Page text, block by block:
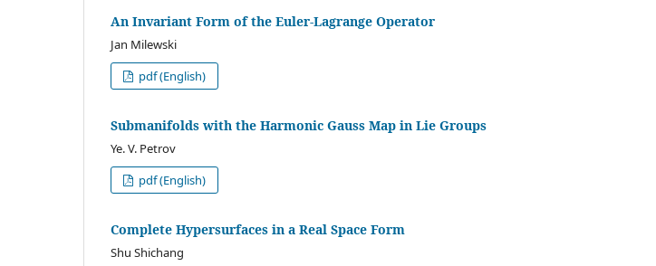
An Invariant Form of the Euler-Lagrange Operator
Jan Milewski
pdf (English)
Submanifolds with the Harmonic Gauss Map in Lie Groups
Ye. V. Petrov
pdf (English)
Complete Hypersurfaces in a Real Space Form
Shu Shichang